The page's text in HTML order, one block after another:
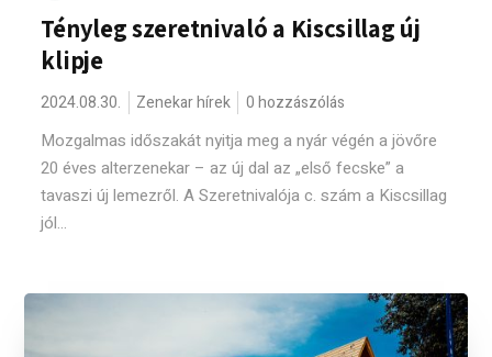
Tényleg szeretnivaló a Kiscsillag új
klipje
2024.08.30. Zenekar hírek 0 hozzászólás
Mozgalmas időszakát nyitja meg a nyár végén a jövőre
20 éves alterzenekar – az új dal az „első fecske” a
tavaszi új lemezről. A Szeretnivalója c. szám a Kiscsillag
jól...